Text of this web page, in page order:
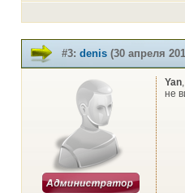
#3: denis (30 апреля
Yan
не